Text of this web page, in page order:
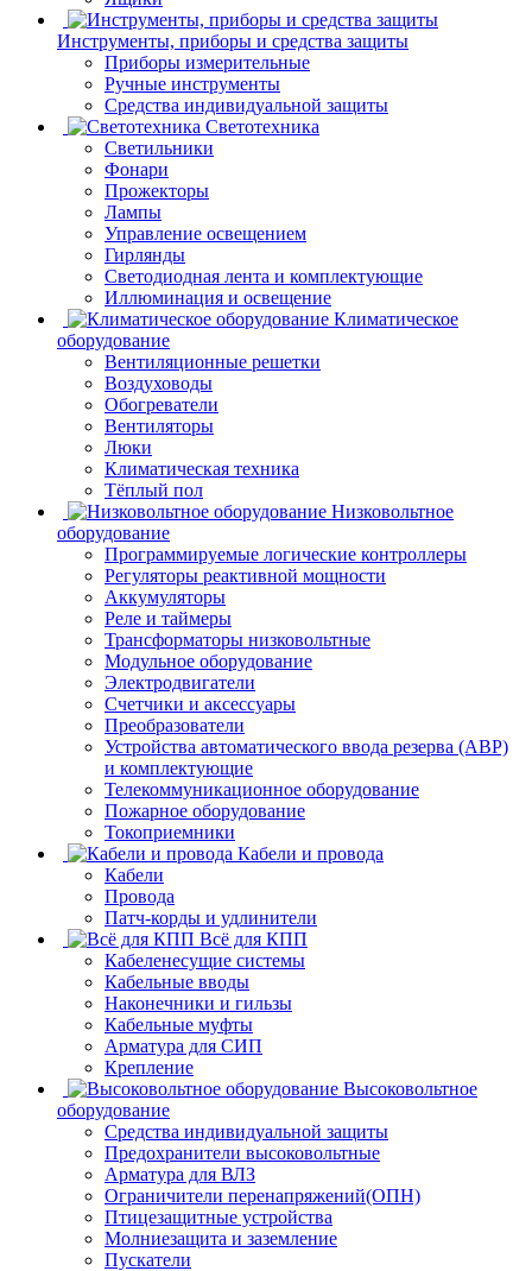
Инструменты, приборы и средства защиты
Приборы измерительные
Ручные инструменты
Средства индивидуальной защиты
Светотехника
Светильники
Фонари
Прожекторы
Лампы
Управление освещением
Гирлянды
Светодиодная лента и комплектующие
Иллюминация и освещение
Климатическое
оборудование
Вентиляционные решетки
Воздуховоды
Обогреватели
Вентиляторы
Люки
Климатическая техника
Тёплый пол
Низковольтное
оборудование
Программируемые логические контроллеры
Регуляторы реактивной мощности
Аккумуляторы
Реле и таймеры
Трансформаторы низковольтные
Модульное оборудование
Электродвигатели
Счетчики и аксессуары
Преобразователи
Устройства автоматического ввода резерва (АВР)
и комплектующие
Телекоммуникационное оборудование
Пожарное оборудование
Токоприемники
Кабели и провода
Кабели
Провода
Патч-корды и удлинители
Всё для КПП
Кабеленесущие системы
Кабельные вводы
Наконечники и гильзы
Кабельные муфты
Арматура для СИП
Крепление
Высоковольтное
оборудование
Средства индивидуальной защиты
Предохранители высоковольтные
Арматура для ВЛЗ
Ограничители перенапряжений(ОПН)
Птицезащитные устройства
Молниезащита и заземление
Пускатели